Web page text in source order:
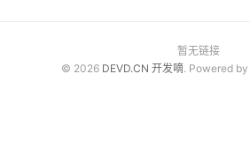
关于
暂无链接
© 2026 DEVD.CN 开发嘀. Powered by